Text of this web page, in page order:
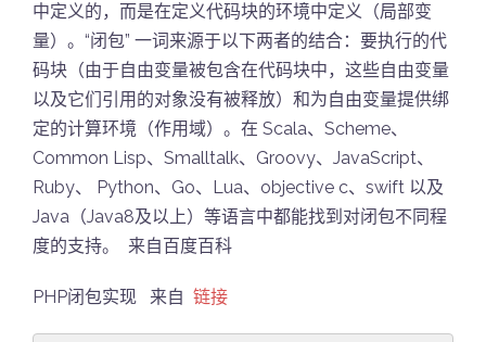
中定义的，而是在定义代码块的环境中定义（局部变
量）。“闭包” 一词来源于以下两者的结合：要执行的代
码块（由于自由变量被包含在代码块中，这些自由变量
以及它们引用的对象没有被释放）和为自由变量提供绑
定的计算环境（作用域）。在 Scala、Scheme、
Common Lisp、Smalltalk、Groovy、JavaScript、
Ruby、 Python、Go、Lua、objective c、swift 以及
Java（Java8及以上）等语言中都能找到对闭包不同程
度的支持。 来自百度百科
PHP闭包实现 来自 链接